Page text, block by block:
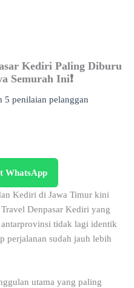
Kediri Paling Diburu
Semurah Ini❗
5 penilaian pelanggan
WhatsApp
Kediri di Jawa Timur kini
Denpasar Kediri yang
tidak lagi identik
perjalanan sudah jauh lebih
utama yang paling